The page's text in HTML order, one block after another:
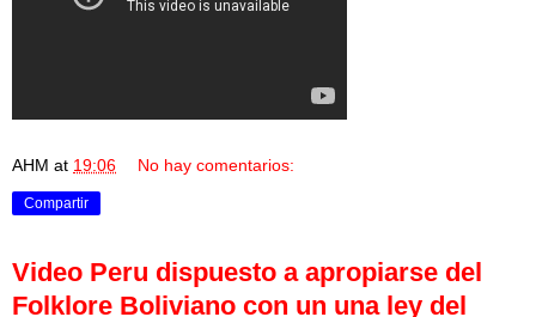
AHM at 19:06 No hay comentarios:
Compartir
Video Peru dispuesto a apropiarse del
Folklore Boliviano con un una ley del